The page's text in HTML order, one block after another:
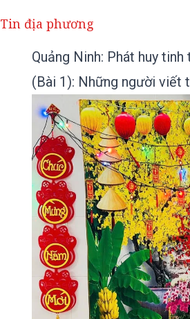
Tin địa phương
Quảng Ninh: Phát huy
(Bài 1): Những người viết